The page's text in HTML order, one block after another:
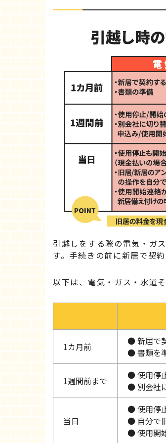
引越しをする際の電気・ガ
す。手続きの前に新居で契
以下は、電気・ガス・水道
1カ月前
● 新居で
● 書類を
1週間前まで
● 使用停
● 別会社
当日
● 使用停
● 自分で
● 使用開